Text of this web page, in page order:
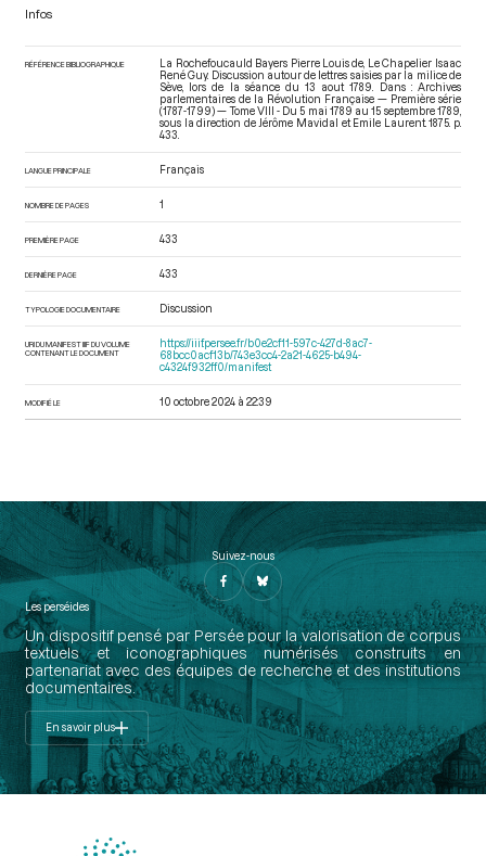
Infos
RÉFÉRENCE BIBLIOGRAPHIQUE
La Rochefoucauld Bayers Pierre Louis de, Le Chapelier Isaac
René Guy. Discussion autour de lettres saisies par la milice de
Sève, lors de la séance du 13 aout 1789. Dans : Archives
parlementaires de la Révolution Française — Première série
(1787-1799) — Tome VIII - Du 5 mai 1789 au 15 septembre 1789
sous la direction de Jérôme Mavidal et Emile Laurent. 1875. p.
433.
LANGUE PRINCIPALE Français
NOMBRE DE PAGES 1
PREMIÈRE PAGE 433
DERNIÈRE PAGE 433
TYPOLOGIE DOCUMENTAIRE Discussion
URI DU MANIFEST IIIF DU VOLUME
CONTENANT LE DOCUMENT
https://iiif.persee.fr/b0e2cf11-597c-427d-8ac7-
68bcc0acf13b/743e3cc4-2a21-4625-b494-
c4324f932ff0/manifest
MODIFIÉ LE 10 octobre 2024 à 22:39
Suivez-nous
Les perséides
Un dispositif pensé par Persée pour la valorisation de corpus
textuels et iconographiques numérisés construits en
partenariat avec des équipes de recherche et des institutions
documentaires.
En savoir plus